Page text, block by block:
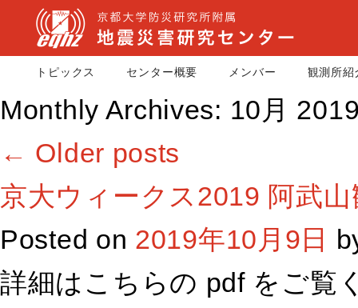
トピックス センター概要 メンバー 観測所紹
Monthly Archives: 10月
← Older posts
京大ウィークス2019 阿武
Posted on 2019年10月9日
詳細はこちらの pdf をご覧